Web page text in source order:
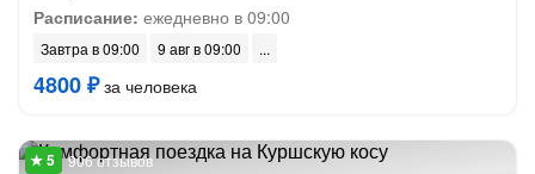
Расписание: ежедневно в 09:00
Завтра в 09:00 9 авг в 09:00
4800 ₽за человека
906 отзывов